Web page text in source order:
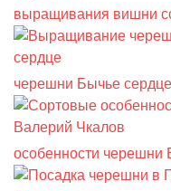
выращивания вишни
черешни Бычье сердце
особенности черешни